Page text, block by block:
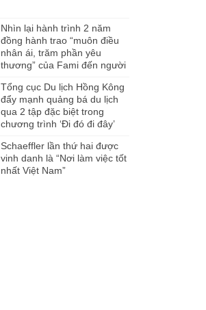
Nhìn lại hành trình 2 năm
đồng hành trao “muôn điều
nhân ái, trăm phần yêu
thương” của Fami đến người
Tổng cục Du lịch Hồng Kông
đẩy mạnh quảng bá du lịch
qua 2 tập đặc biệt trong
chương trình ‘Đi đó đi đây’
Schaeffler lần thứ hai được
vinh danh là “Nơi làm việc tốt
nhất Việt Nam”